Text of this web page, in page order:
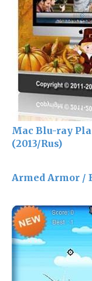
Mac Blu-ray
(2013/Rus)
Armed Armor /